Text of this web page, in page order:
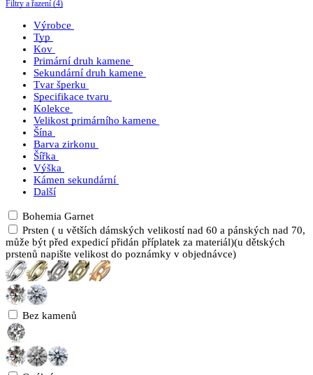
Filtry a řazení (4)
Výrobce
Typ
Kov
Primární druh kamene
Sekundární druh kamene
Tvar šperku
Specifikace tvaru
Kolekce
Velikost primárního kamene
Šína
Barva zirkonu
Šířka
Výška
Kámen sekundární
Další
Bohemia Garnet
Prsten ( u větších dámských velikostí nad 60 a pánských nad 70,
může být před expedicí přidán příplatek za materiál)(u dětských
prstenů napište velikost do poznámky v objednávce)
Bez kamenů